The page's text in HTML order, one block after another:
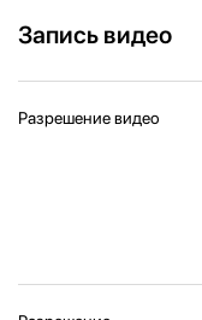
Запись видео
Разрешение видео